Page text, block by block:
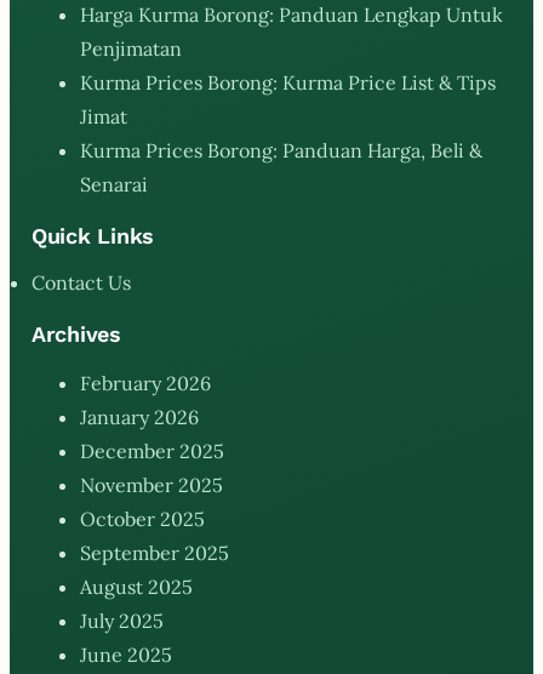
Harga Kurma Borong: Panduan Lengkap Untuk
Penjimatan
Kurma Prices Borong: Kurma Price List & Tips
Jimat
Kurma Prices Borong: Panduan Harga, Beli &
Senarai
Quick Links
Contact Us
Archives
February 2026
January 2026
December 2025
November 2025
October 2025
September 2025
August 2025
July 2025
June 2025